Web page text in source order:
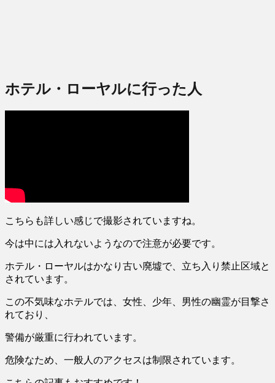
ホテル・ローヤルに行った人
こちらも詳しい感じで撮影されていますね。
今は中には入れないようなので注意が必要です。
ホテル・ローヤルはかなり古い廃墟で、立ち入り禁止区域と
されています。
この不気味なホテルでは、 女性、少年、男性の幽霊が目撃さ
れており、
警備が厳重に行われています。
危険なため、一般人のアクセスは制限されています。